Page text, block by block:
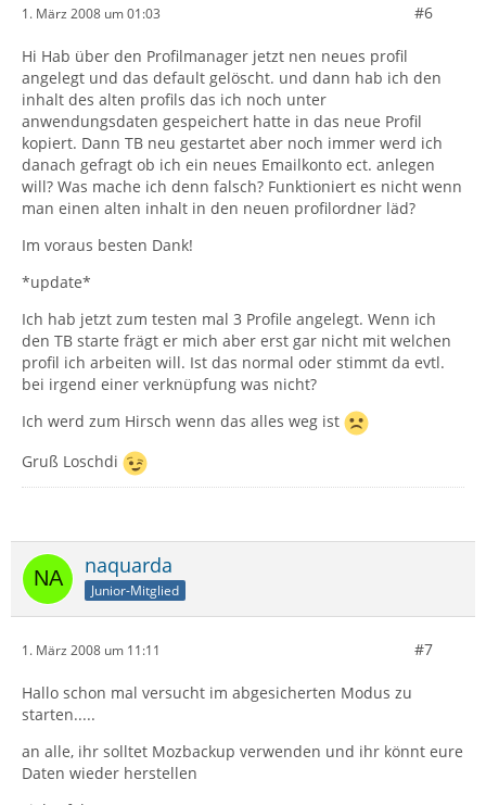
1. März 2008 um 01:03 #6
Hi Hab über den Profilmanager jetzt nen neues profil
angelegt und das default gelöscht. und dann hab ich den
inhalt des alten profils das ich noch unter
anwendungsdaten gespeichert hatte in das neue Profil
kopiert. Dann TB neu gestartet aber noch immer werd ich
danach gefragt ob ich ein neues Emailkonto ect. anlegen
will? Was mache ich denn falsch? Funktioniert es nicht wenn
man einen alten inhalt in den neuen profilordner läd?
Im voraus besten Dank!
*update*
Ich hab jetzt zum testen mal 3 Profile angelegt. Wenn ich
den TB starte frägt er mich aber erst gar nicht mit welchen
profil ich arbeiten will. Ist das normal oder stimmt da evtl.
bei irgend einer verknüpfung was nicht?
Ich werd zum Hirsch wenn das alles weg ist
Gruß Loschdi
naquarda
Junior-Mitglied
1. März 2008 um 11:11 #7
Hallo schon mal versucht im abgesicherten Modus zu
starten.....
an alle, ihr solltet Mozbackup verwenden und ihr könnt eure
Daten wieder herstellen